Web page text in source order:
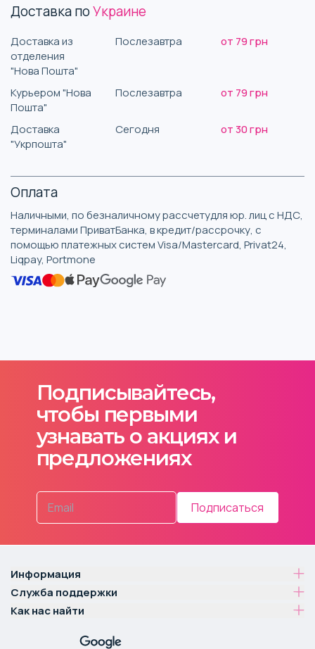
Доставка поУкраине
Доставка из
отделения
"Нова Пошта"
Послезавтра от 79 грн
Курьером "Нова
Пошта"
Послезавтра от 79 грн
Доставка
"Укрпошта"
Сегодня от 30 грн
Оплата
Наличными, по безналичному рассчетудля юр. лиц с НДС,
терминалами ПриватБанка, в кредит/рассрочку, с
помощью платежных систем Visa/Mastercard, Privat24,
Liqpay, Portmone
Подписывайтесь,
чтобы первыми
узнавать о акциях и
предложениях
Подписаться
Информация
Служба поддержки
Как нас найти